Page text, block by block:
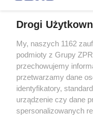
Żaden utwór zamieszczony
rozpowszechniany lub dalej
tym także elektroniczny lub
eksploatacji w jakiejkolwiek
bez pisemnej zgody
wykorzystanie utworów w
bez właściwej zgody, jest
prawnie.
Drogi
My, naszych 1162
podmioty z Grupy
przechowujemy
przetwarzamy dane
identyfikatory,
urządzenie czy dane
spersonalizowanych